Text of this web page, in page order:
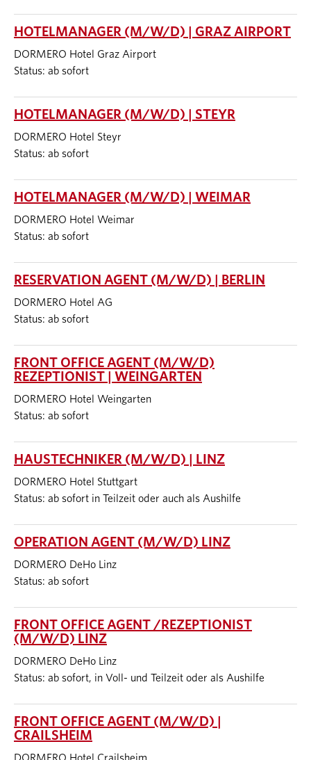
HOTELMANAGER (M/W/D) | GRAZ AIRPORT
DORMERO Hotel Graz Airport
Status: ab sofort
HOTELMANAGER (M/W/D) | STEYR
DORMERO Hotel Steyr
Status: ab sofort
HOTELMANAGER (M/W/D) | WEIMAR
DORMERO Hotel Weimar
Status: ab sofort
RESERVATION AGENT (M/W/D) | BERLIN
DORMERO Hotel AG
Status: ab sofort
FRONT OFFICE AGENT (M/W/D)
REZEPTIONIST | WEINGARTEN
DORMERO Hotel Weingarten
Status: ab sofort
HAUSTECHNIKER (M/W/D) | LINZ
DORMERO Hotel Stuttgart
Status: ab sofort in Teilzeit oder auch als Aushilfe
OPERATION AGENT (M/W/D) LINZ
DORMERO DeHo Linz
Status: ab sofort
FRONT OFFICE AGENT /REZEPTIONIST
(M/W/D) LINZ
DORMERO DeHo Linz
Status: ab sofort, in Voll- und Teilzeit oder als Aushilfe
FRONT OFFICE AGENT (M/W/D) |
CRAILSHEIM